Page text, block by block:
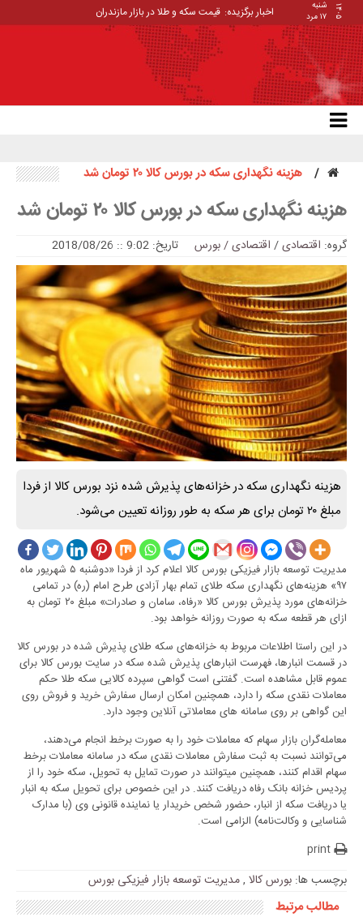
۱۴۰۵
شنبه
۱۷ مرد
اخبار برگزیده: قیمت سکه و طلا در بازار مازندران
هزینه نگهداری سکه در بورس کالا ۲۰ تومان شد
هزینه نگهداری سکه در بورس کالا ۲۰ تومان شد
گروه: اقتصادی/ اقتصادی / بورس تاریخ: 9:02 :: 2018/08/26
هزینه نگهداری سکه در خزانه‌های پذیرش شده نزد بورس کالا از فردا
مبلغ ۲۰ تومان برای هر سکه به طور روزانه تعیین می‌شود.
مدیریت توسعه بازار فیزیکی بورس کالا اعلام کرد از فردا «دوشنبه ۵ شهریور ماه
۹۷» هزینه‌های نگهداری سکه طلای تمام بهار آزادی طرح امام (ره) در تمامی
خزانه‌های مورد پذیرش بورس کالا «رفاه، سامان و صادرات» مبلغ ۲۰ تومان به
ازای هر قطعه سکه به صورت روزانه خواهد بود.
در این راستا اطلاعات مربوط به خزانه‌های سکه طلای پذیرش شده در بورس کالا
در قسمت انبارها، فهرست انبارهای پذیرش شده سکه در سایت بورس کالا برای
عموم قابل مشاهده است. گفتنی است گواهی سپرده کالایی سکه طلا حکم
معاملات نقدی سکه را دارد، همچنین امکان ارسال سفارش خرید و فروش روی
این گواهی بر روی سامانه های معاملاتی آنلاین وجود دارد.
معامله‌گران بازار سهام که معاملات خود را به‌ صورت برخط انجام می‌دهند،
می‌توانند نسبت به ثبت سفارش معاملات نقدی سکه در سامانه معاملات برخط
سهام اقدام کنند، همچنین می‎توانند در صورت تمایل به تحویل، سکه خود را از
پردیس خزانه بانک رفاه دریافت کنند. در این خصوص برای تحویل سکه به انبار
یا دریافت سکه از انبار، حضور شخص خریدار یا نماینده قانونی وی (با مدارک
شناسایی و وکالت‌نامه) الزامی است.
print
برچسب ها: بورس کالا ,مدیریت توسعه بازار فیزیکی بورس
مطالب مرتبط